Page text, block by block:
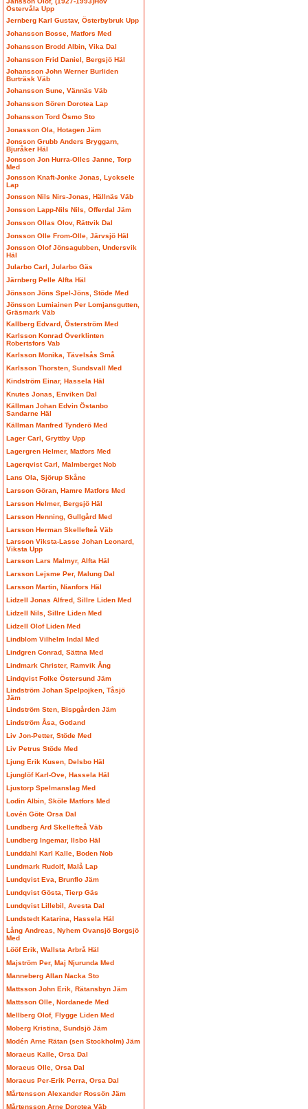
Östervåla Upp
Jernberg Karl Gustav, Österbybruk Upp
Johansson Bosse, Matfors Med
Johansson Brodd Albin, Vika Dal
Johansson Frid Daniel, Bergsjö Häl
Johansson John Werner Burliden
Burträsk Väb
Johansson Sune, Vännäs Väb
Johansson Sören Dorotea Lap
Johansson Tord Ösmo Sto
Jonasson Ola, Hotagen Jäm
Jonsson Grubb Anders Bryggarn,
Bjuråker Häl
Jonsson Jon Hurra-Olles Janne, Torp
Med
Jonsson Knaft-Jonke Jonas, Lycksele
Lap
Jonsson Nils Nirs-Jonas, Hällnäs Väb
Jonsson Lapp-Nils Nils, Offerdal Jäm
Jonsson Ollas Olov, Rättvik Dal
Jonsson Olle From-Olle, Järvsjö Häl
Jonsson Olof Jönsagubben, Undersvik
Häl
Jularbo Carl, Jularbo Gäs
Järnberg Pelle Alfta Häl
Jönsson Jöns Spel-Jöns, Stöde Med
Jönsson Lumiainen Per Lomjansgutten,
Gräsmark Väb
Kallberg Edvard, Österström Med
Karlsson Konrad Överklinten
Robertsfors Vab
Karlsson Monika, Tävelsås Små
Karlsson Thorsten, Sundsvall Med
Kindström Einar, Hassela Häl
Knutes Jonas, Enviken Dal
Källman Johan Edvin Östanbo
Sandarne Häl
Källman Manfred Tynderö Med
Lager Carl, Gryttby Upp
Lagergren Helmer, Matfors Med
Lagerqvist Carl, Malmberget Nob
Lans Ola, Sjörup Skåne
Larsson Göran, Hamre Matfors Med
Larsson Helmer, Bergsjö Häl
Larsson Henning, Gullgård Med
Larsson Herman Skellefteå Väb
Larsson Viksta-Lasse Johan Leonard,
Viksta Upp
Larsson Lars Malmyr, Alfta Häl
Larsson Lejsme Per, Malung Dal
Larsson Martin, Nianfors Häl
Lidzell Jonas Alfred, Sillre Liden Med
Lidzell Nils, Sillre Liden Med
Lidzell Olof Liden Med
Lindblom Vilhelm Indal Med
Lindgren Conrad, Sättna Med
Lindmark Christer, Ramvik Ång
Lindqvist Folke Östersund Jäm
Lindström Johan Spelpojken, Tåsjö
Jäm
Lindström Sten, Bispgården Jäm
Lindström Åsa, Gotland
Liv Jon-Petter, Stöde Med
Liv Petrus Stöde Med
Ljung Erik Kusen, Delsbo Häl
Ljunglöf Karl-Ove, Hassela Häl
Ljustorp Spelmanslag Med
Lodin Albin, Sköle Matfors Med
Lovén Göte Orsa Dal
Lundberg Ard Skellefteå Väb
Lundberg Ingemar, Ilsbo Häl
Lunddahl Karl Kalle, Boden Nob
Lundmark Rudolf, Malå Lap
Lundqvist Eva, Brunflo Jäm
Lundqvist Gösta, Tierp Gäs
Lundqvist Lillebil, Avesta Dal
Lundstedt Katarina, Hassela Häl
Lång Andreas, Nyhem Ovansjö Borgsjö
Med
Lööf Erik, Wallsta Arbrå Häl
Majström Per, Maj Njurunda Med
Manneberg Allan Nacka Sto
Mattsson John Erik, Rätansbyn Jäm
Mattsson Olle, Nordanede Med
Mellberg Olof, Flygge Liden Med
Moberg Kristina, Sundsjö Jäm
Modén Arne Rätan (sen Stockholm) Jäm
Moraeus Kalle, Orsa Dal
Moraeus Olle, Orsa Dal
Moraeus Per-Erik Perra, Orsa Dal
Mårtensson Alexander Rossön Jäm
Mårtensson Arne Dorotea Väb